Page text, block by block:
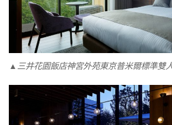
▲三井花園飯店神宮外苑東京普米爾標準雙